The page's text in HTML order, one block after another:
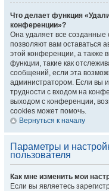
Что делает функция
конференции»?
Она удаляет все созданные
позволяют вам оставаться
этой конференции, а также
функции, такие как
сообщений, если эта
администратором. Если вы
трудности с входом на
выходом с конференции,
cookies может помочь.
Вернуться к началу
Параметры и
пользователя
Как мне изменить мои
Если вы являетесь